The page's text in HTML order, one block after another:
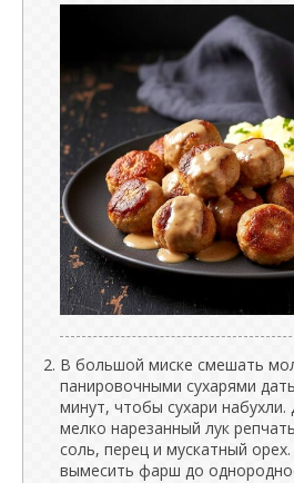
В большой миске смешать
панировочными сухарями
минут, чтобы сухари
мелко нарезанный лук
соль, перец и мускатный
вымесить фарш до